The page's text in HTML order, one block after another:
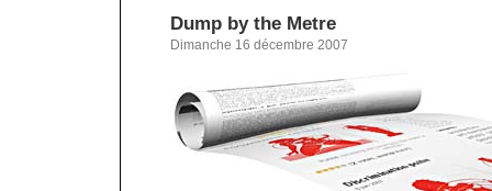
Dump by the Metre
Dimanche 16 décembre 2007